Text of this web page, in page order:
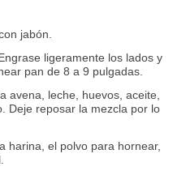
jabón.
ligeramente los lados y
pan de 8 a 9 pulgadas.
avena, leche, huevos, aceite,
Deje reposar la mezcla por lo
harina, el polvo para hornear,